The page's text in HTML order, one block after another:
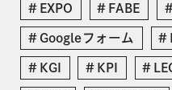
EXPO FABE
Googleフォーム
KGI KPI